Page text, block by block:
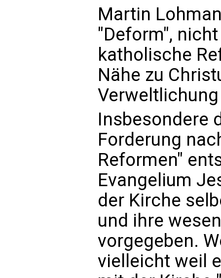
Martin
"Deform",
katholische
Nähe zu
Insbesondere
Forderung
Reformen"
Evangelium
der Kirche
und ihre
vorgegeben.
vielleicht weil